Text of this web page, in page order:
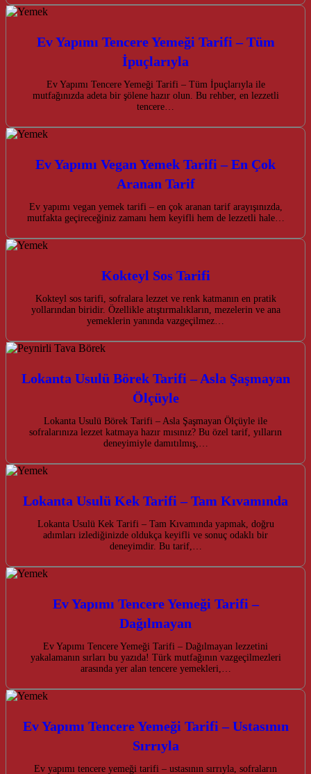
Ev Yapımı Tencere Yemeği Tarifi – Tüm
İpuçlarıyla
Ev Yapımı Tencere Yemeği Tarifi – Tüm İpuçlarıyla ile
mutfağınızda adeta bir şölene hazır olun. Bu rehber, en lezzetli
tencere…
Ev Yapımı Vegan Yemek Tarifi – En Çok
Aranan Tarif
Ev yapımı vegan yemek tarifi – en çok aranan tarif arayışınızda,
mutfakta geçireceğiniz zamanı hem keyifli hem de lezzetli hale…
Kokteyl Sos Tarifi
Kokteyl sos tarifi, sofralara lezzet ve renk katmanın en pratik
yollarından biridir. Özellikle atıştırmalıkların, mezelerin ve ana
yemeklerin yanında vazgeçilmez…
Lokanta Usulü Börek Tarifi – Asla Şaşmayan
Ölçüyle
Lokanta Usulü Börek Tarifi – Asla Şaşmayan Ölçüyle ile
sofralarınıza lezzet katmaya hazır mısınız? Bu özel tarif, yılların
deneyimiyle damıtılmış,…
Lokanta Usulü Kek Tarifi – Tam Kıvamında
Lokanta Usulü Kek Tarifi – Tam Kıvamında yapmak, doğru
adımları izlediğinizde oldukça keyifli ve sonuç odaklı bir
deneyimdir. Bu tarif,…
Ev Yapımı Tencere Yemeği Tarifi –
Dağılmayan
Ev Yapımı Tencere Yemeği Tarifi – Dağılmayan lezzetini
yakalamanın sırları bu yazıda! Türk mutfağının vazgeçilmezleri
arasında yer alan tencere yemekleri,…
Ev Yapımı Tencere Yemeği Tarifi – Ustasının
Sırrıyla
Ev yapımı tencere yemeği tarifi – ustasının sırrıyla, sofraların